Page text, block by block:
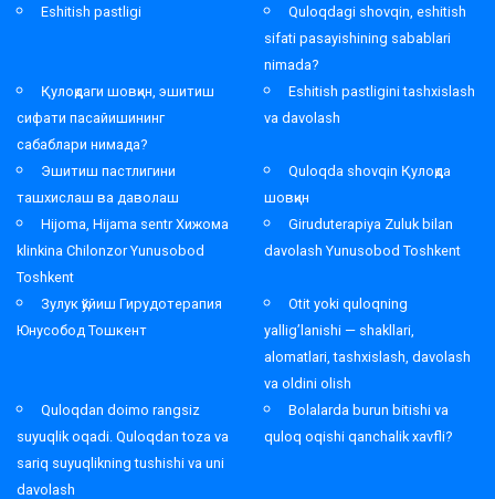
Eshitish pastligi
Quloqdagi shovqin, eshitish
sifati pasayishining sabablari
nimada?
Қулоқдаги шовқин, эшитиш
сифати пасайишининг
сабаблари нимада?
Eshitish pastligini tashxislash
va davolash
Эшитиш пастлигини
ташхислаш ва даволаш
Quloqda shovqin Қулоқда
шовқин
Hijoma, Hijama sentr Хижома
klinkina Chilonzor Yunusobod
Toshkent
Giruduterapiya Zuluk bilan
davolash Yunusobod Toshkent
Зулук қўйиш Гирудотерапия
Юнусобод Тошкент
Otit yoki quloqning
yallig’lanishi — shakllari,
alomatlari, tashxislash, davolash
va oldini olish
Quloqdan doimo rangsiz
suyuqlik oqadi. Quloqdan toza va
sariq suyuqlikning tushishi va uni
davolash
Bolalarda burun bitishi va
quloq oqishi qanchalik xavfli?